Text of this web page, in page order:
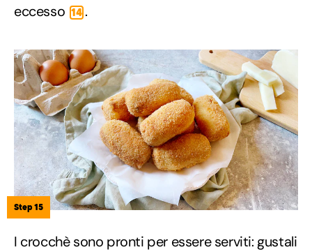
eccesso 14 .
Step 15
I crocchè sono pronti per essere serviti: gustali